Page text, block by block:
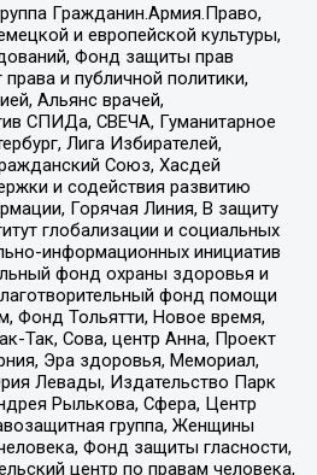
Гражданин.Армия.Право,
и европейской культуры,
Фонд защиты прав
и публичной политики,
Альянс врачей,
СПИДа, СВЕЧА, Гуманитарное
Лига Избирателей,
Союз, Хасдей
и содействия развитию
Горячая Линия, В защиту
глобализации и социальных
информационных инициатив
фонд охраны здоровья и
фонд помощи
Фонд Тольятти, Новое время,
Так, Сова, центр Анна, Проект
Эра здоровья, Мемориал,
Левады, Издательство Парк
Рылькова, Сфера, Центр
группа, Женщины
Фонд защиты гласности,
центр по правам человека,